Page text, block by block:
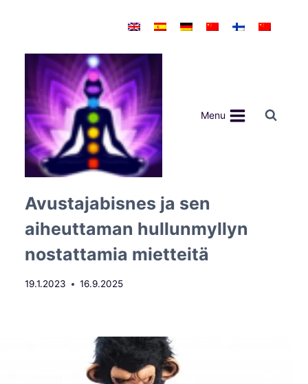
Menu
Avustajabisnes ja sen
aiheuttaman hullunmyllyn
nostattamia mietteitä
19.1.2023 16.9.2025